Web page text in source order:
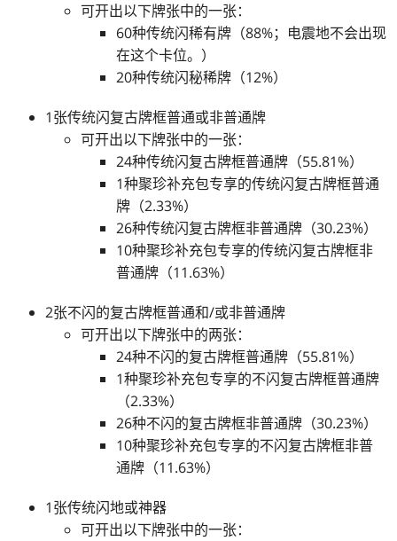
可开出以下牌张中的一张：
60种传统闪稀有牌（88%；电震地不会出现
在这个卡位。）
20种传统闪秘稀牌（12%）
1张传统闪复古牌框普通或非普通牌
可开出以下牌张中的一张：
24种传统闪复古牌框普通牌（55.81%）
1种聚珍补充包专享的传统闪复古牌框普通
牌（2.33%）
26种传统闪复古牌框非普通牌（30.23%）
10种聚珍补充包专享的传统闪复古牌框非
普通牌（11.63%）
2张不闪的复古牌框普通和/或非普通牌
可开出以下牌张中的两张：
24种不闪的复古牌框普通牌（55.81%）
1种聚珍补充包专享的不闪复古牌框普通牌
（2.33%）
26种不闪的复古牌框非普通牌（30.23%）
10种聚珍补充包专享的不闪复古牌框非普
通牌（11.63%）
1张传统闪地或神器
可开出以下牌张中的一张：